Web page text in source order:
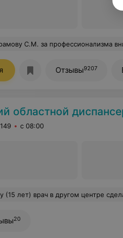
С.М. за профессионализма
Отзывы9207
диспансер
с 08:00
хоз расчётное отделение, к врачу-физиотерапевту, произвёл оплату за приём. Казалось бы, все просто!.., а нет!!.. Оказывается, чтобы ребёнку просто распределить нагрузку и процедуры по отдельным дням нужен сам ребёнок. Вопрос был задан врачу. На что тот ответил "для осмотра". Повторный вопрос, для какого осмотра нужен ребёнок, которому врач-ортопед высшей категории сделал назначение, был тоже задан. И, внимание, гениальный ответ врача-физиотерапевта- "ну,
20